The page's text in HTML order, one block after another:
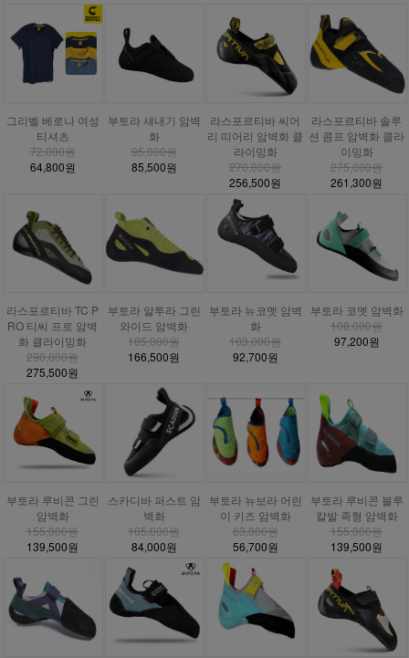
그리벨 베로나 여성
티셔츠
72,000원
64,800원
부토라 새내기 암벽
화
95,000원
85,500원
라스포르티바 씨어
리 띠어리 암벽화 클
라이밍화
270,000원
256,500원
라스포르티바 솔루
션 콤프 암벽화 클라
이밍화
275,000원
261,300원
라스포르티바 TC P
RO 티씨 프로 암벽
화 클라이밍화
290,000원
275,500원
부토라 알투라 그린
와이드 암벽화
185,000원
166,500원
부토라 뉴코멧 암벽
화
103,000원
92,700원
부토라 코멧 암벽화
108,000원
97,200원
부토라 루비콘 그린
암벽화
155,000원
139,500원
스카디바 퍼스트 암
벽화
105,000원
84,000원
부토라 뉴보라 어린
이 키즈 암벽화
63,000원
56,700원
부토라 루비콘 블루
칼발 족형 암벽화
155,000원
139,500원